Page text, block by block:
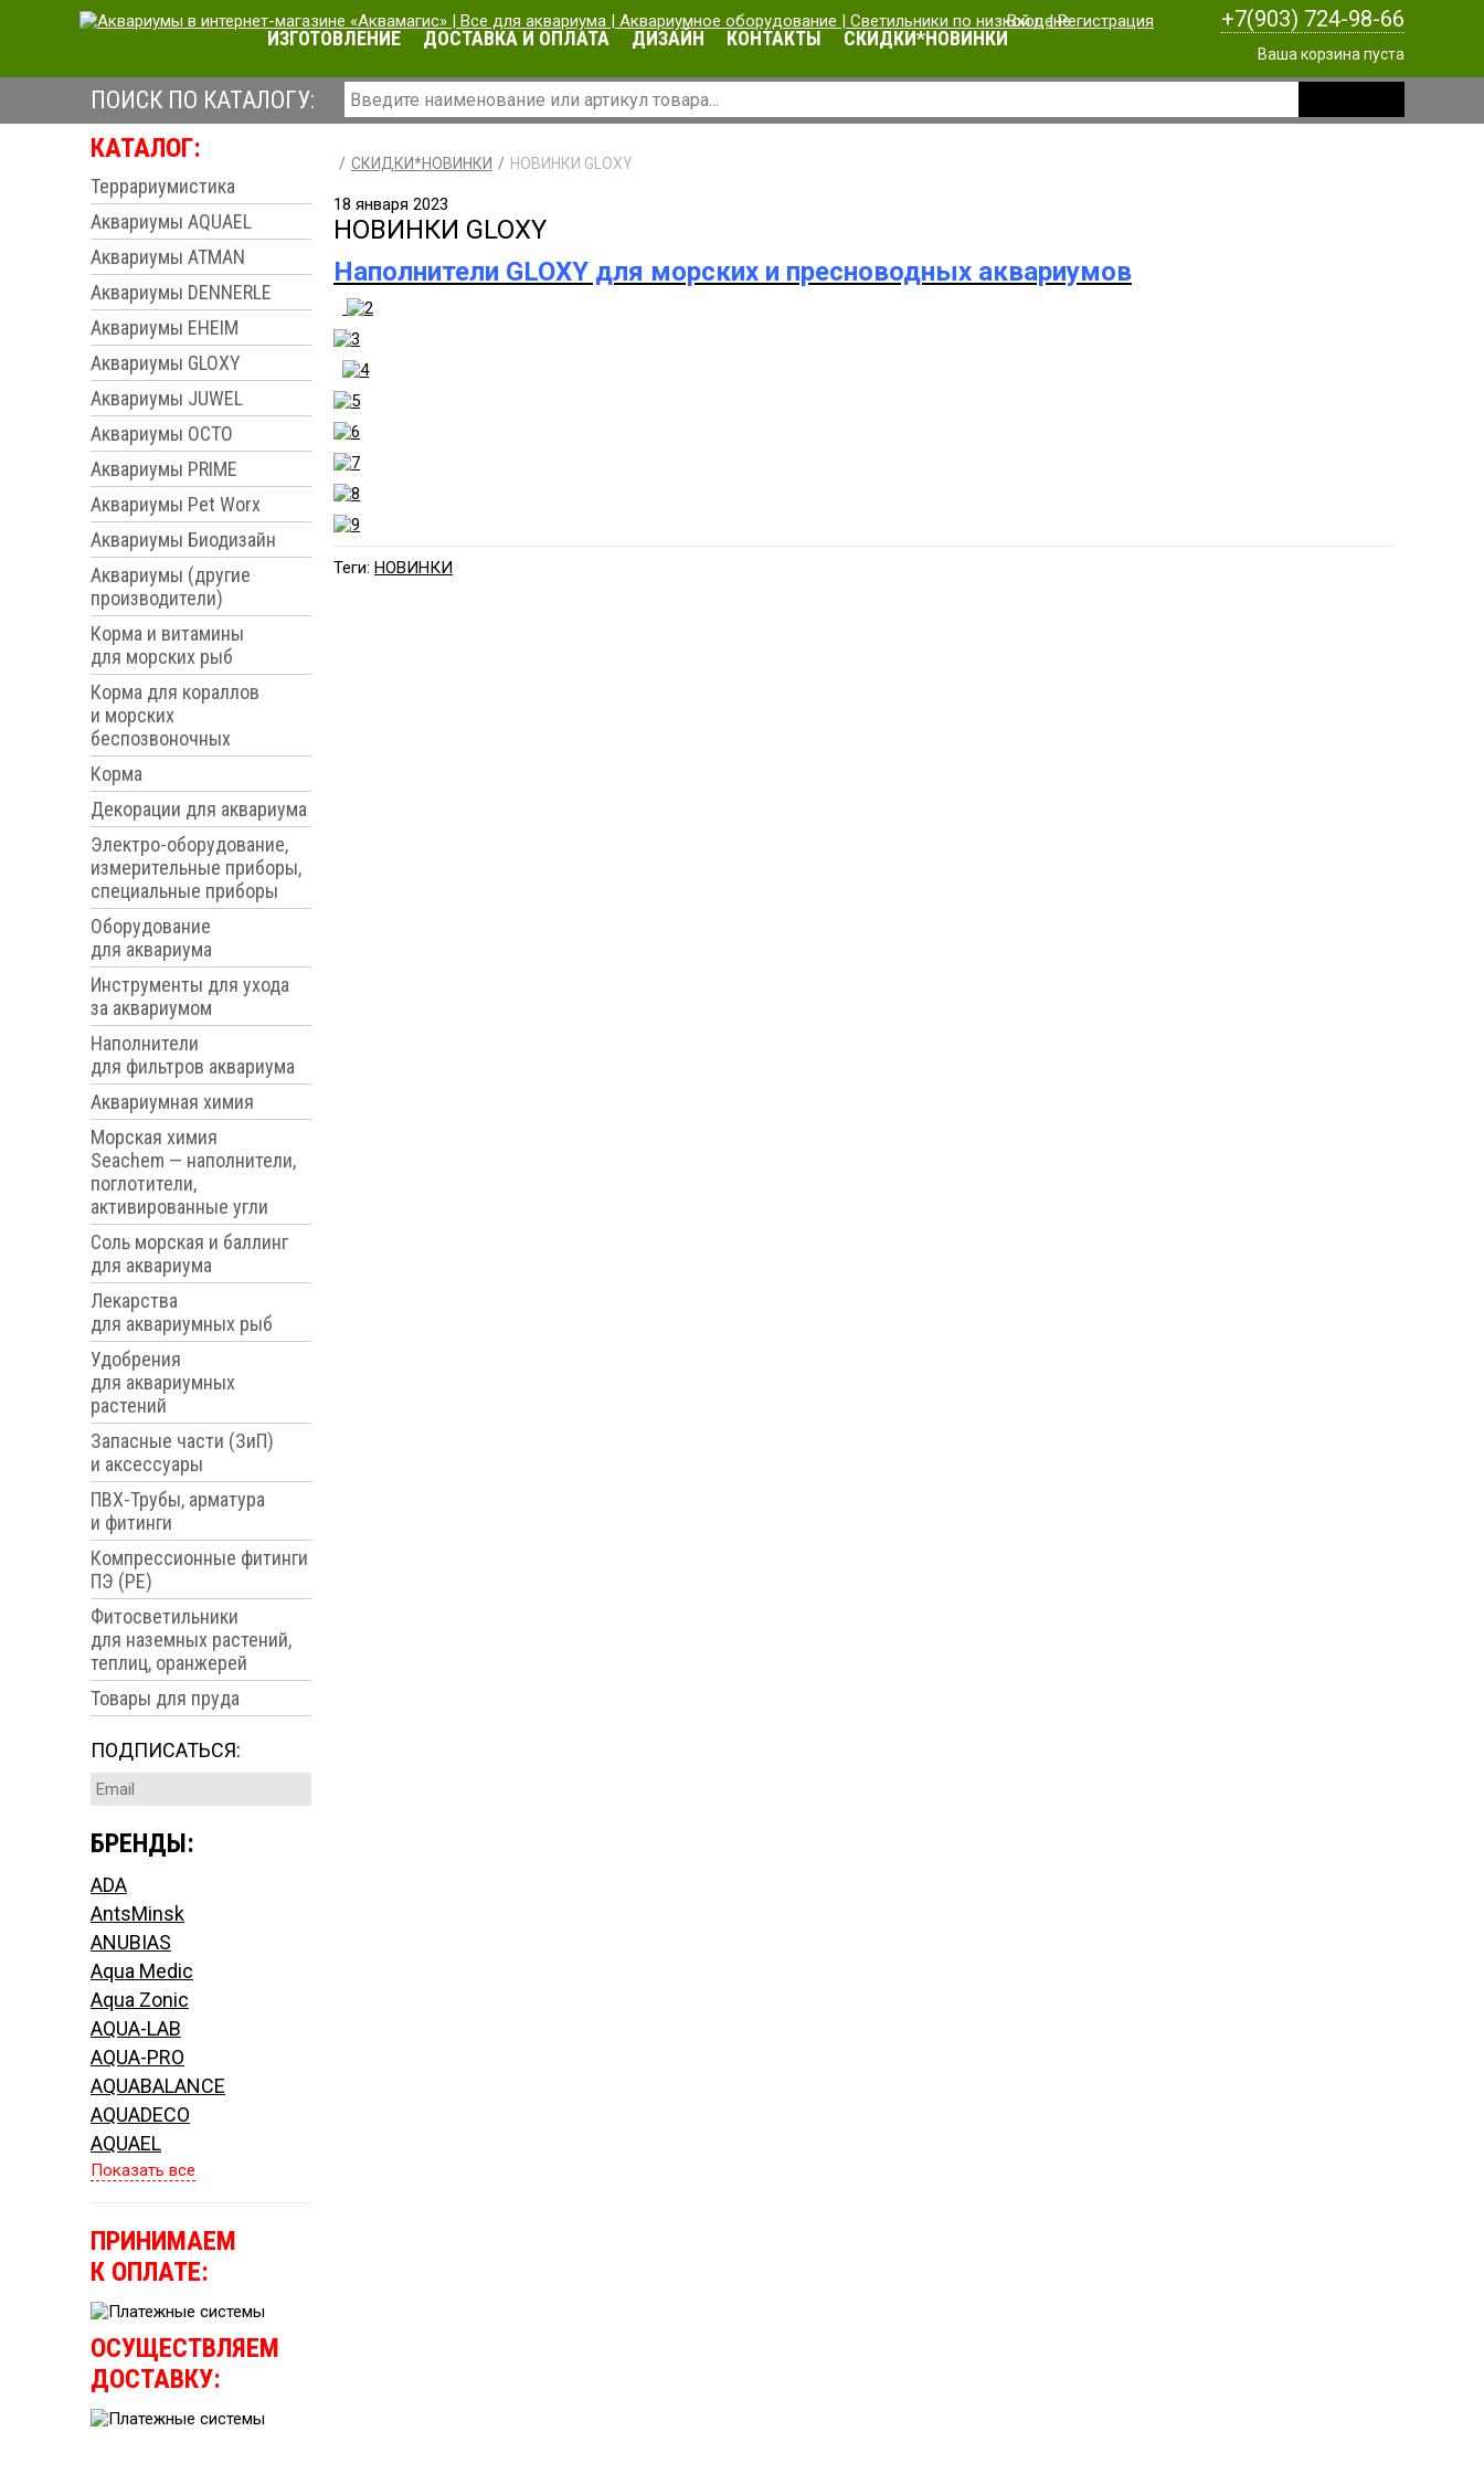
Вход|Регистрация +7(903) 724-98-66
Ваша корзина пуста
ИЗГОТОВЛЕНИЕ ДОСТАВКА И ОПЛАТА ДИЗАЙН КОНТАКТЫ СКИДКИ*НОВИНКИ
ПОИСК ПО КАТАЛОГУ:
КАТАЛОГ:
Террариумистика
Аквариумы AQUAEL
Аквариумы ATMAN
Аквариумы DENNERLE
Аквариумы EHEIM
Аквариумы GLOXY
Аквариумы JUWEL
Аквариумы OCTO
Аквариумы PRIME
Аквариумы Pet Worx
Аквариумы Биодизайн
Аквариумы (другие
производители)
Корма и витамины
для морских рыб
Корма для кораллов
и морских
беспозвоночных
Корма
Декорации для аквариума
Электро-оборудование,
измерительные приборы,
специальные приборы
Оборудование
для аквариума
Инструменты для ухода
за аквариумом
Наполнители
для фильтров аквариума
Аквариумная химия
Морская химия
Seachem — наполнители,
поглотители,
активированные угли
Соль морская и баллинг
для аквариума
Лекарства
для аквариумных рыб
Удобрения
для аквариумных
растений
Запасные части (ЗиП)
и аксессуары
ПВХ-Трубы, арматура
и фитинги
Компрессионные фитинги
ПЭ (PE)
Фитосветильники
для наземных растений,
теплиц, оранжерей
Товары для пруда
ПОДПИСАТЬСЯ:
БРЕНДЫ:
ADA
AntsMinsk
ANUBIAS
Aqua Medic
Aqua Zonic
AQUA-LAB
AQUA-PRO
AQUABALANCE
AQUADECO
AQUAEL
Показать все
ПРИНИМАЕМ
К ОПЛАТЕ:
ОСУЩЕСТВЛЯЕМ
ДОСТАВКУ:
СКИДКИ*НОВИНКИ НОВИНКИ GLOXY
18 января 2023
НОВИНКИ GLOXY
Наполнители GLOXY для морских и пресноводных аквариумов
Теги: НОВИНКИ